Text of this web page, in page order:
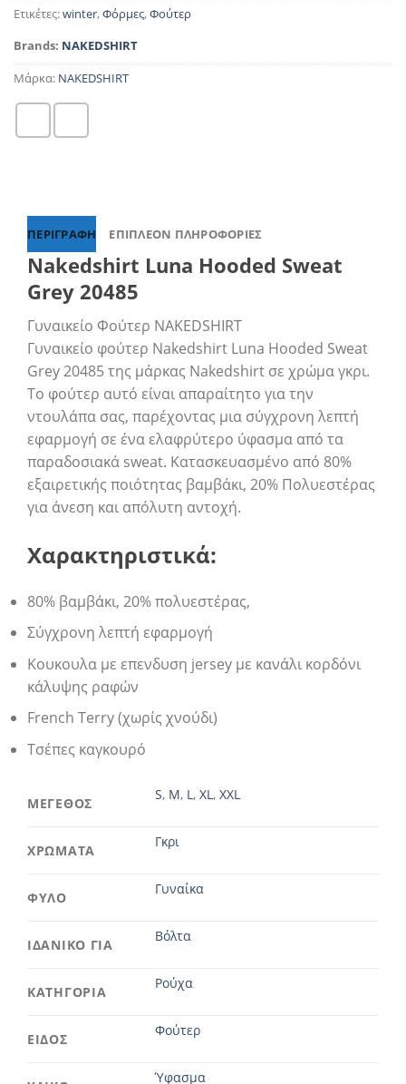
Ετικέτες:winter,Φόρμες,Φούτερ
Brands: NAKEDSHIRT
Μάρκα: NAKEDSHIRT
ΠΕΡΙΓΡΑΦΉ ΕΠΙΠΛΈΟΝ ΠΛΗΡΟΦΟΡΊΕΣ
Nakedshirt Luna Hooded Sweat
Grey 20485
Γυναικείο Φούτερ NAKEDSHIRT
Γυναικείο φούτερ Nakedshirt Luna Hooded Sweat
Grey 20485 της μάρκας Nakedshirt σε χρώμα γκρι.
Το φούτερ αυτό είναι απαραίτητο για την
ντουλάπα σας, παρέχοντας μια σύγχρονη λεπτή
εφαρμογή σε ένα ελαφρύτερο ύφασμα από τα
παραδοσιακά sweat. Κατασκευασμένο από 80%
εξαιρετικής ποιότητας βαμβάκι, 20% Πολυεστέρας
για άνεση και απόλυτη αντοχή.
Χαρακτηριστικά:
80% βαμβάκι, 20% πολυεστέρας,
Σύγχρονη λεπτή εφαρμογή
Κουκουλα με επενδυση jersey με κανάλι κορδόνι
κάλυψης ραφών
French Terry (χωρίς χνούδι)
Τσέπες καγκουρό
ΜΕΓΕΘΟΣ
S, M, L,XL,XXL
ΧΡΩΜΑΤΑ
Γκρι
ΦΥΛΟ
Γυναίκα
ΙΔΑΝΙΚΟ ΓΙΑ
Βόλτα
ΚΑΤΗΓΟΡΙΑ
Ρούχα
ΕΙΔΟΣ
Φούτερ
Ύφασμα